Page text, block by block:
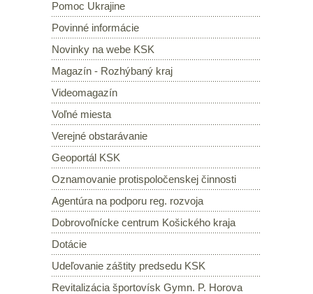
Pomoc Ukrajine
Povinné informácie
Novinky na webe KSK
Magazín - Rozhýbaný kraj
Videomagazín
Voľné miesta
Verejné obstarávanie
Geoportál KSK
Oznamovanie protispoločenskej činnosti
Agentúra na podporu reg. rozvoja
Dobrovoľnícke centrum Košického kraja
Dotácie
Udeľovanie záštity predsedu KSK
Revitalizácia športovísk Gymn. P. Horova